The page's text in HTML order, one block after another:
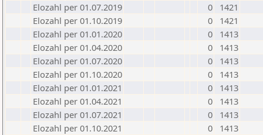
Elozahl per 01.07.2019
0
1421
Elozahl per 01.10.2019
0
1421
Elozahl per 01.01.2020
0
1413
Elozahl per 01.04.2020
0
1413
Elozahl per 01.07.2020
0
1413
Elozahl per 01.10.2020
0
1413
Elozahl per 01.01.2021
0
1413
Elozahl per 01.04.2021
0
1413
Elozahl per 01.07.2021
0
1413
Elozahl per 01.10.2021
0
1413